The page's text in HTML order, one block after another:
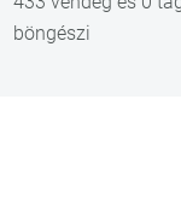
böngészi